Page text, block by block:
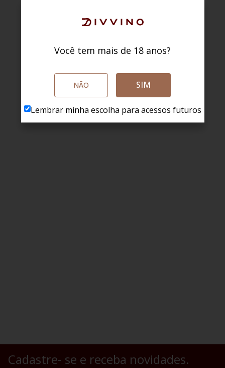
Cadastre- se e receba novidades.
Você tem mais de 18 anos?
NÃO SIM
Lembrar minha escolha para acessos futuros